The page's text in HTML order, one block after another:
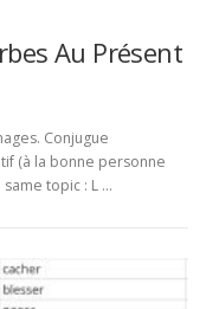
Au Présent
Conjugue
(à la bonne personne
topic : L …